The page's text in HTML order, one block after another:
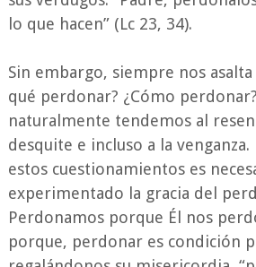
lo que hacen” (Lc 23, 34).
Sin embargo, siempre nos
qué perdonar? ¿Cómo
naturalmente tendemos al
desquite e incluso a la
estos cuestionamientos es
experimentado la gracia del
Perdonamos porque Él nos
porque, perdonar es condición